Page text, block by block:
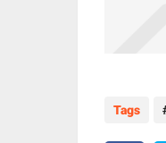
Tags